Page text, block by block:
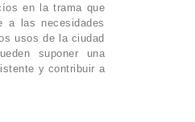
en la trama que
a las necesidades
usos de la ciudad
suponer una
y contribuir a